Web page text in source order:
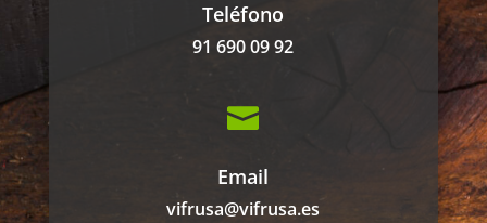
Teléfono
91 690 09 92

Email
vifrusa@vifrusa.es